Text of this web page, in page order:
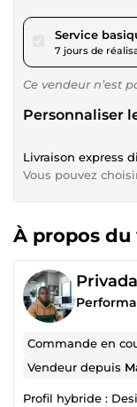
Service
7 jours de
Ce vendeur n’est
Personnaliser
Livraison express
Vous pouvez
À propos
Commande en
Vendeur depuis
Profil hybride :